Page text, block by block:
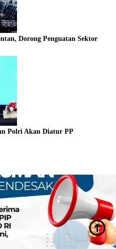
Dorong Penguatan Sektor
Polri Akan Diatur PP